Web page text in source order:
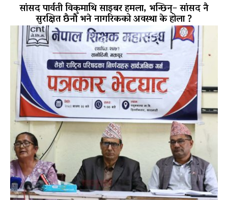
सांसद पार्वती विकमाथि साइबर हमला, भन्छिन्– सांसद नै
सुरक्षित छैनौँ भने नागरिकको अवस्था के होला ?